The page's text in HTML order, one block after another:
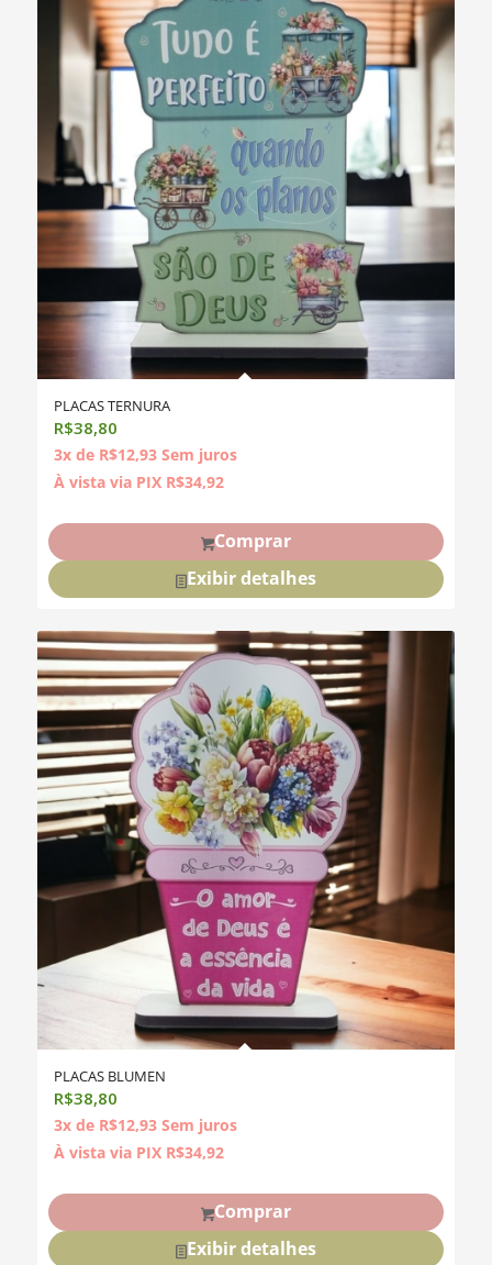
PLACAS TERNURA
R$38,80
3x de R$12,93 Sem juros
À vista via PIX R$34,92
Comprar
Exibir detalhes
PLACAS BLUMEN
R$38,80
3x de R$12,93 Sem juros
À vista via PIX R$34,92
Comprar
Exibir detalhes